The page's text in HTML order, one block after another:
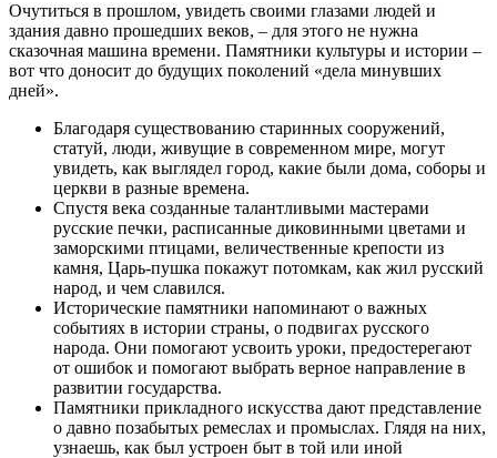
Очутиться в прошлом, увидеть своими глазами людей и
здания давно прошедших веков, – для этого не нужна
сказочная машина времени. Памятники культуры и истории –
вот что доносит до будущих поколений «дела минувших
дней».
Благодаря существованию старинных сооружений,
статуй, люди, живущие в современном мире, могут
увидеть, как выглядел город, какие были дома, соборы и
церкви в разные времена.
Спустя века созданные талантливыми мастерами
русские печки, расписанные диковинными цветами и
заморскими птицами, величественные крепости из
камня, Царь-пушка покажут потомкам, как жил русский
народ, и чем славился.
Исторические памятники напоминают о важных
событиях в истории страны, о подвигах русского
народа. Они помогают усвоить уроки, предостерегают
от ошибок и помогают выбрать верное направление в
развитии государства.
Памятники прикладного искусства дают представление
о давно позабытых ремеслах и промыслах. Глядя на них,
узнаешь, как был устроен быт в той или иной